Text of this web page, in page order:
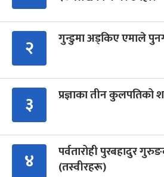
२ गुन्डुमा अड्किए एमाले
३ प्रज्ञाका तीन
४
पर्वतारोही पुरबहादुर
(तस्वीरहरू)